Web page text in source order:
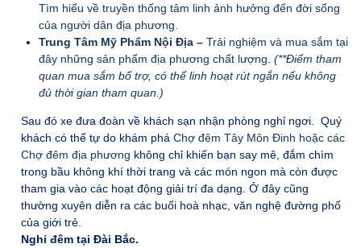
Tìm hiểu về truyền thống tâm linh ảnh hưởng đến đời sống
của người dân địa phương.
Trung Tâm Mỹ Phẩm Nội Địa – Trải nghiệm và mua sắm tại
đây những sản phẩm địa phương chất lượng (**Điểm tham
quan mua sắm bổ trợ, có thể linh hoạt rút ngắn nếu không
đủ thời gian tham quan.)
Sau đó xe đưa đoàn về khách sạn nhận phòng nghỉ ngơi. Quý
khách có thể tự do khám phá Chợ đêm Tây Môn Đinh hoặc các
Chợ đêm địa phương không chỉ khiến bạn say mê, đắm chìm
trong bầu không khí thời trang và các món ngon mà còn được
tham gia vào các hoạt động giải trí đa dạng. Ở đây cũng
thường xuyên diễn ra các buổi hoà nhạc, văn nghệ đường phố
của giới trẻ.
Nghỉ đêm tại Đài Bắc.